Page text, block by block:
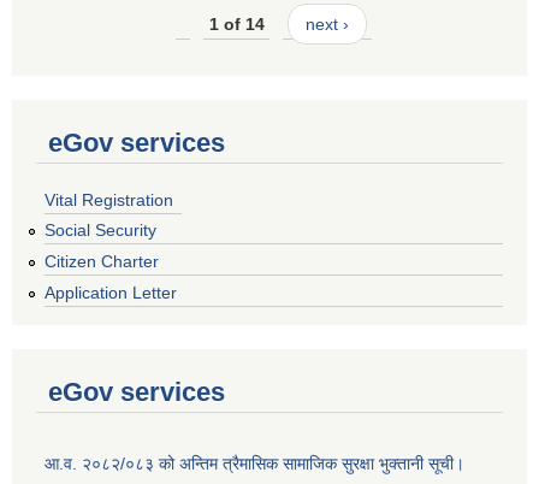
1 of 14 next ›
eGov services
Vital Registration
Social Security
Citizen Charter
Application Letter
eGov services
आ.व. २०८२/०८३ को अन्तिम त्रैमासिक सामाजिक सुरक्षा भुक्तानी सूची।